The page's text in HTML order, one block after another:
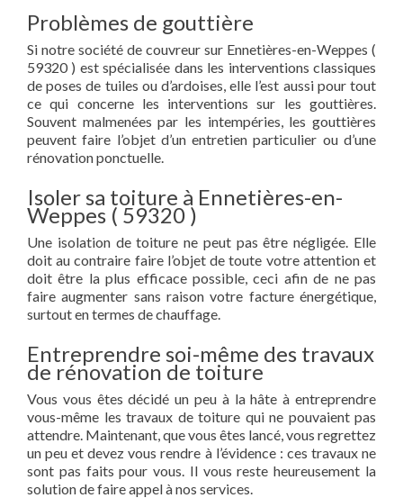
Problèmes de gouttière
Si notre société de couvreur sur Ennetières-en-Weppes (
59320 ) est spécialisée dans les interventions classiques
de poses de tuiles ou d’ardoises, elle l’est aussi pour tout
ce qui concerne les interventions sur les gouttières.
Souvent malmenées par les intempéries, les gouttières
peuvent faire l’objet d’un entretien particulier ou d’une
rénovation ponctuelle.
Isoler sa toiture à Ennetières-en-
Weppes ( 59320 )
Une isolation de toiture ne peut pas être négligée. Elle
doit au contraire faire l’objet de toute votre attention et
doit être la plus efficace possible, ceci afin de ne pas
faire augmenter sans raison votre facture énergétique,
surtout en termes de chauffage.
Entreprendre soi-même des travaux
de rénovation de toiture
Vous vous êtes décidé un peu à la hâte à entreprendre
vous-même les travaux de toiture qui ne pouvaient pas
attendre. Maintenant, que vous êtes lancé, vous regrettez
un peu et devez vous rendre à l’évidence : ces travaux ne
sont pas faits pour vous. Il vous reste heureusement la
solution de faire appel à nos services.